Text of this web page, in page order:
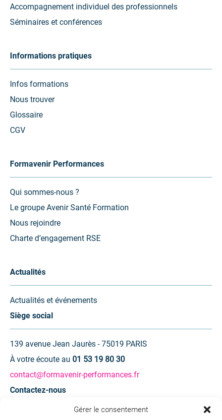
Gérer le consentement
Accompagnement individuel des professionnels
Séminaires et conférences
Informations pratiques
Infos formations
Nous trouver
Glossaire
CGV
Formavenir Performances
Qui sommes-nous ?
Le groupe Avenir Santé Formation
Nous rejoindre
Charte d’engagement RSE
Actualités
Actualités et événements
Siège social
139 avenue Jean Jaurès - 75019 PARIS
À votre écoute au 01 53 19 80 30
contact@formavenir-performances.fr
Contactez-nous